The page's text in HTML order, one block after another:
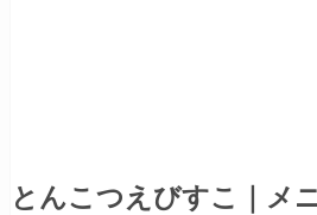
とんこつえびすこ｜メ